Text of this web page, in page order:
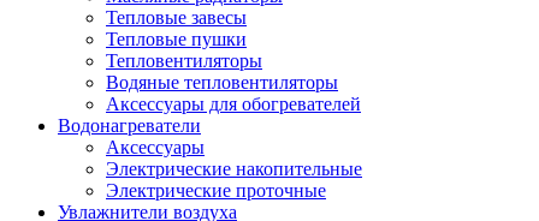
Тепловые завесы
Тепловые пушки
Тепловентиляторы
Водяные тепловентиляторы
Аксессуары для обогревателей
Водонагреватели
Аксессуары
Электрические накопительные
Электрические проточные
Увлажнители воздуха